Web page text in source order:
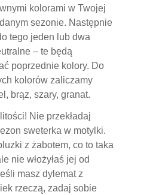
kolorami w Twojej
sezonie. Następnie
tego jeden lub dwa
– te będą
poprzednie kolory. Do
kolorów zaliczamy
brąz, szary, granat.
Nie przekładaj
sweterka w motylki.
z żabotem, co to taka
nie włożyłaś jej od
masz dylemat z
rzeczą, zadaj sobie